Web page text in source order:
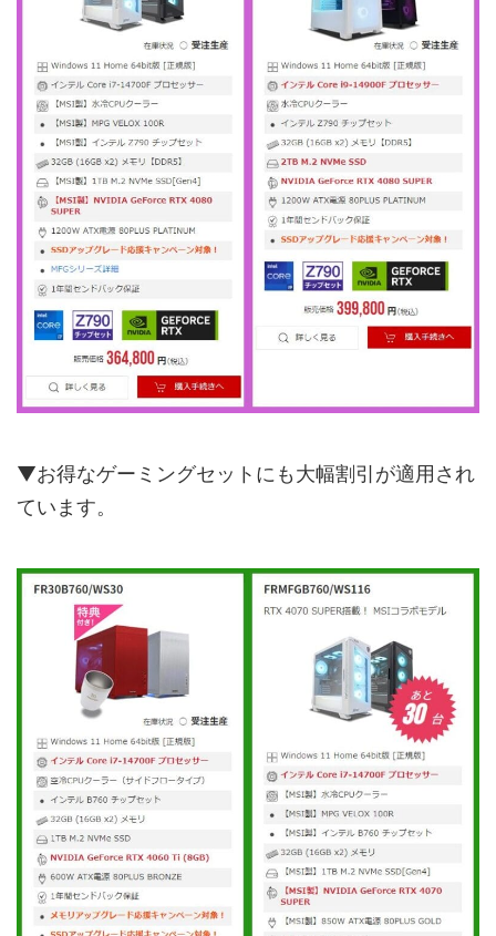
▼お得なゲーミングセットにも大幅割引が適用され
ています。